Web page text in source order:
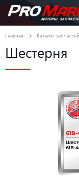
Главная Каталог запчастей
Шестерня